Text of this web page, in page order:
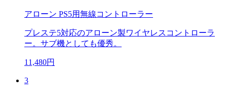
アローン PS5用無線コントローラー
プレステ5対応のアローン製ワイヤレスコントローラ
ー。サブ機としても優秀。
11,480円
3